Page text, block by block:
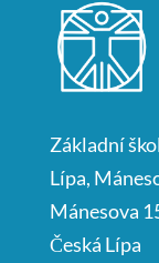
Základní
Lípa,
Mánesova
Česká Lípa